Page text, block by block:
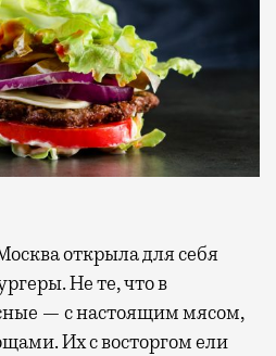
Не те, что в
— с настоящим мясом,
Их с восторгом ели